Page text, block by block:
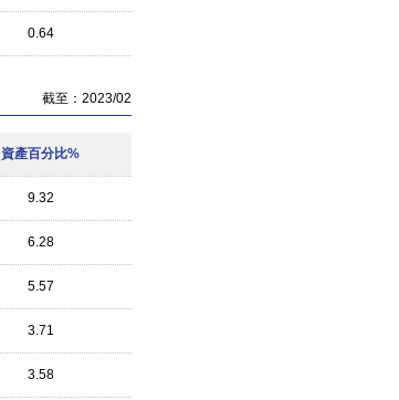
0.64
截至：2023/02
資產百分比%
9.32
6.28
5.57
3.71
3.58